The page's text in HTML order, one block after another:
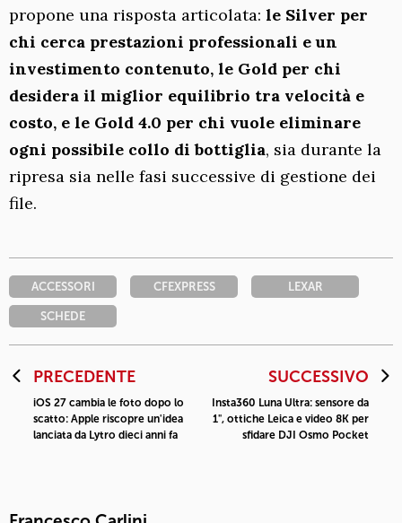
propone una risposta articolata: le Silver per
chi cerca prestazioni professionali e un
investimento contenuto, le Gold per chi
desidera il miglior equilibrio tra velocità e
costo, e le Gold 4.0 per chi vuole eliminare
ogni possibile collo di bottiglia, sia durante la
ripresa sia nelle fasi successive di gestione dei
file.
ACCESSORI CFEXPRESS LEXAR
SCHEDE
PRECEDENTE
iOS 27 cambia le foto dopo lo
scatto: Apple riscopre un'idea
lanciata da Lytro dieci anni fa
SUCCESSIVO
Insta360 Luna Ultra: sensore da
1", ottiche Leica e video 8K per
sfidare DJI Osmo Pocket